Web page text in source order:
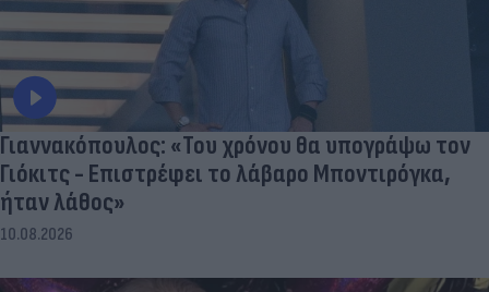
Γιαννακόπουλος: «Του χρόνου θα υπογράψω τον
Γιόκιτς - Επιστρέφει το λάβαρο Μποντιρόγκα,
ήταν λάθος»
10.08.2026